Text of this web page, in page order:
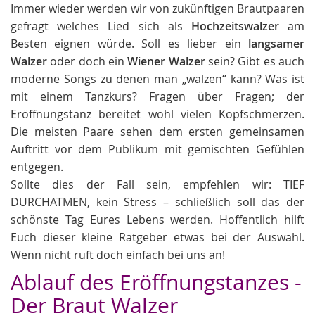
Immer wieder werden wir von zukünftigen Brautpaaren
gefragt welches Lied sich als Hochzeitswalzeram
Besten eignen würde. Soll es lieber ein langsamer
Walzer oder doch einWiener Walzersein? Gibt es auch
moderne Songs zu denen man „walzen“ kann? Was ist
mit einem Tanzkurs? Fragen über Fragen; der
Eröffnungstanz bereitet wohl vielen Kopfschmerzen.
Die meisten Paare sehen dem ersten gemeinsamen
Auftritt vor dem Publikum mit gemischten Gefühlen
entgegen.
Sollte dies der Fall sein, empfehlen wir: TIEF
DURCHATMEN, kein Stress – schließlich soll das der
schönste Tag Eures Lebens werden. Hoffentlich hilft
Euch dieser kleine Ratgeber etwas bei der Auswahl.
Wenn nicht ruft doch einfach bei uns an!
Ablauf des Eröffnungstanzes -
Der Braut Walzer